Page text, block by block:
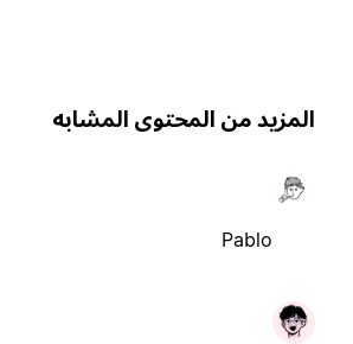
من المحتوى المشابه
Pablo